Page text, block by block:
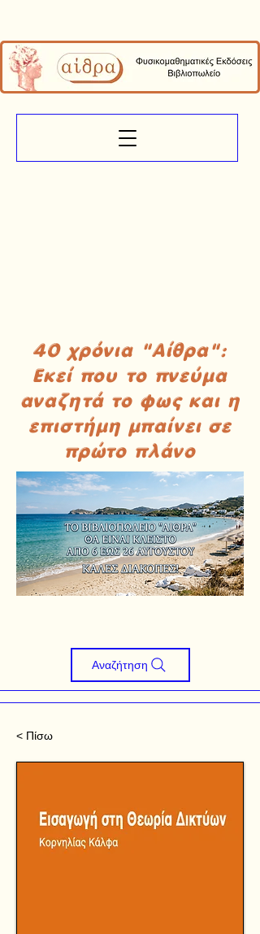
40 χρόνια "Αίθρα":
Εκεί που το πνεύμα
αναζητά το φως και η
επιστήμη μπαίνει σε
πρώτο πλάνο
Αναζήτηση
< Πίσω